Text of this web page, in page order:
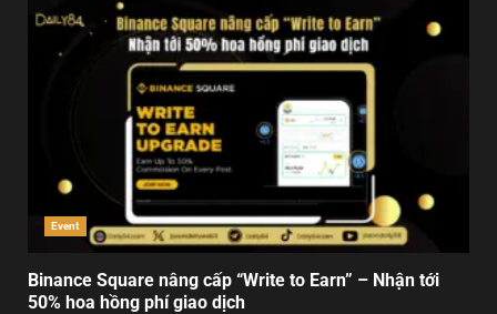
Event
Binance Square nâng cấp “Write to Earn” – Nhận tới
50% hoa hồng phí giao dịch